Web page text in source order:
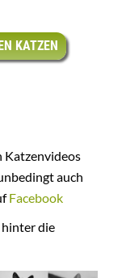
KATZEN
Katzenvideos
auch
Facebook
hinter die